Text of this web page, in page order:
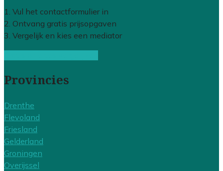
1. Vul het contactformulier in
2. Ontvang gratis prijsopgaven
3. Vergelijk en kies een mediator
Provincies
Drenthe
Flevoland
Friesland
Gelderland
Groningen
Overijssel